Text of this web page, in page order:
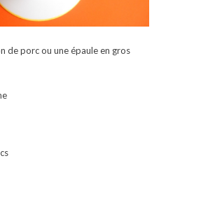
de porc ou une épaule en gros